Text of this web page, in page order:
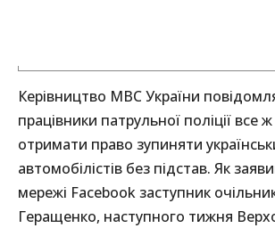
Керівництво МВС України
працівники патрульної поліції все
отримати право зупиняти
автомобілістів без підстав. Як
мережі Facebook заступник
Геращенко, наступного тижня